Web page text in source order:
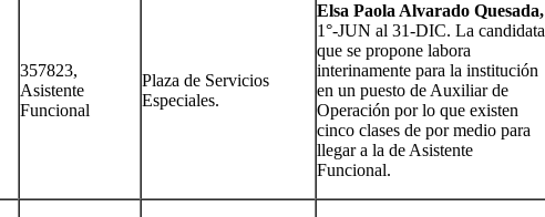
357823,
Asistente
Funcional
Plaza de Servicios
Especiales.
Elsa Paola Alvarado Quesada,
1°-JUN al 31-DIC. La candidata
que se propone labora
interinamente para la institución
en un puesto de Auxiliar de
Operación por lo que existen
cinco clases de por medio para
llegar a la de Asistente
Funcional.